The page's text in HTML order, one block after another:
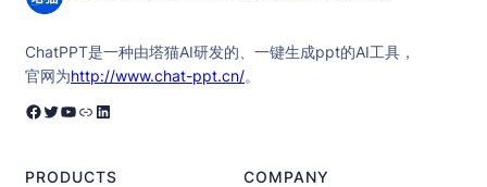
ChatPPT是一种由塔猫AI研发的、一键生成ppt的AI工具，
官网为http://www.chat-ppt.cn/。
Facebook Twitter YouTube 链接 LinkedIn
PRODUCTS
COMPANY